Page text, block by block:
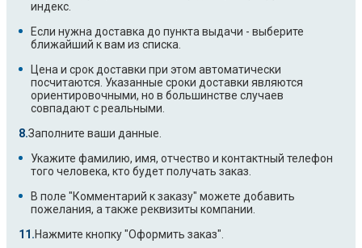
индекс.
Если нужна доставка до пункта выдачи - выберите
ближайший к вам из списка.
Цена и срок доставки при этом автоматически
посчитаются. Указанные сроки доставки являются
ориентировочными, но в большинстве случаев
совпадают с реальными.
Заполните ваши данные.
Укажите фамилию, имя, отчество и контактный телефон
того человека, кто будет получать заказ.
В поле "Комментарий к заказу" можете добавить
пожелания, а также реквизиты компании.
Нажмите кнопку "Оформить заказ".